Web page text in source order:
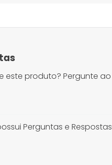
este produto? Pergunte
Perguntas e